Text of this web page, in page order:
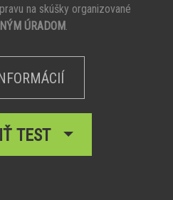
na skúšky organizované
ÚRADOM.
TEST